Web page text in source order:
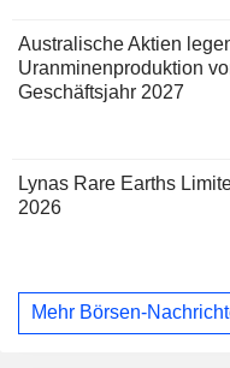
Australische Aktien
Uranminenproduktion
Geschäftsjahr 2027
Lynas Rare Earths
2026
Mehr Börsen-